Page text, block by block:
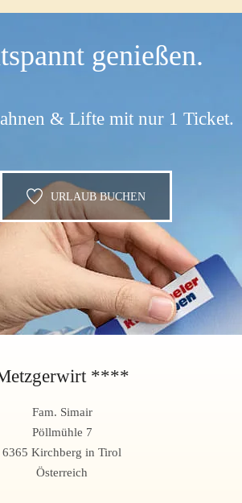
genießen.
& Lifte mit nur 1 Ticket.
URLAUB BUCHEN
****
Fam. Simair
Pöllmühle 7
6365 Kirchberg in Tirol
Österreich